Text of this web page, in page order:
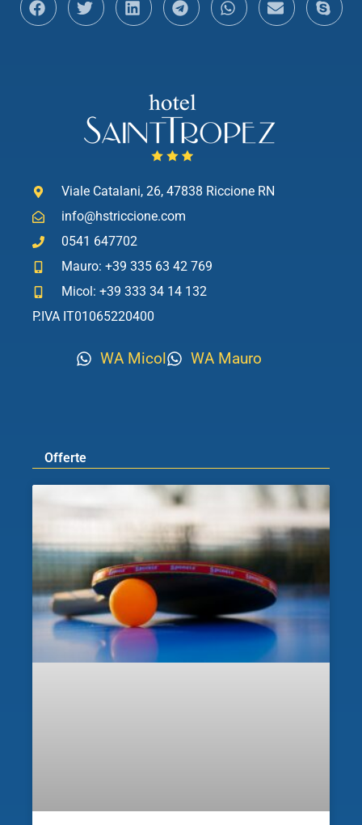
Viale Catalani, 26, 47838 Riccione RN
info@hstriccione.com
0541 647702
Mauro: +39 335 63 42 769
Micol: +39 333 34 14 132
P.IVA IT01065220400
WA Micol WA Mauro
Offerte